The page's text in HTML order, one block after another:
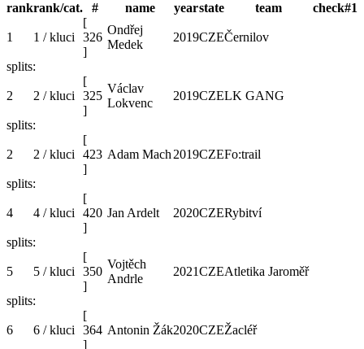
rankrank/cat. # name yearstate team check#1
1 1 / kluci
[
326
]
Ondřej
Medek
2019CZEČernilov
splits:
2 2 / kluci
[
325
]
Václav
Lokvenc
2019CZELK GANG
splits:
2 2 / kluci
[
423
]
Adam Mach 2019CZEFo:trail
splits:
4 4 / kluci
[
420
]
Jan Ardelt 2020CZERybitví
splits:
5 5 / kluci
[
350
]
Vojtěch
Andrle
2021CZEAtletika Jaroměř
splits:
6 6 / kluci
[
364
]
Antonin Žák2020CZEŽacléř